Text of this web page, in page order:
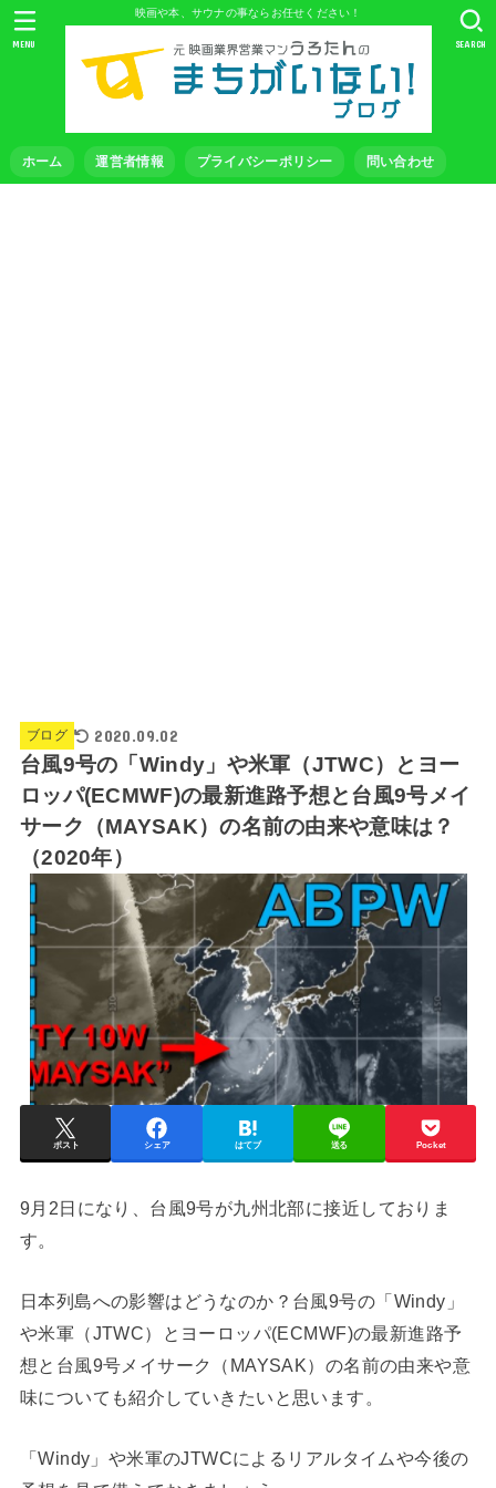
映画や本、サウナの事ならお任せください！
ホーム 運営者情報 プライバシーポリシー 問い合わせ
SEARCH
MENU
ブログ 2020.09.02
台風9号の「Windy」や米軍（JTWC）とヨー
ロッパ(ECMWF)の最新進路予想と台風9号メイ
サーク（MAYSAK）の名前の由来や意味は？
（2020年）
ポスト シェア はてブ 送る Pocket
9月2日になり、台風9号が九州北部に接近しておりま
す。
日本列島への影響はどうなのか？台風9号の「Windy」
や米軍（JTWC）とヨーロッパ(ECMWF)の最新進路予
想と台風9号メイサーク（MAYSAK）の名前の由来や意
味についても紹介していきたいと思います。
「Windy」や米軍のJTWCによるリアルタイムや今後の